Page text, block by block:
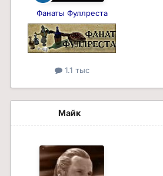
Фанаты Фуллреста
1.1 тыс
Майк